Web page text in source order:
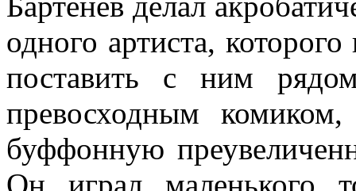
одного артиста,
поставить с ним
превосходным
буффонную